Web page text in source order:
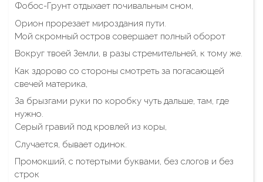
Фобос-Грунт отдыхает почивальным сном,
Орион прорезает мироздания пути.
Мой скромный остров совершает полный оборот
Вокруг твоей Земли, в разы стремительней, к тому же.
Как здорово со стороны смотреть за погасающей
свечей материка,
За брызгами руки по коробку чуть дальше, там, где
нужно.
Серый гравий под кровлей из коры,
Случается, бывает одинок.
Промокший, с потертыми буквами, без слогов и без
строк